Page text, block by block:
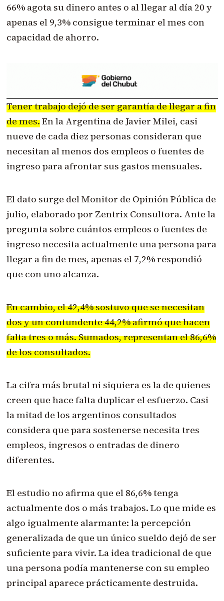
66% agota su dinero antes o al llegar al día 20 y
apenas el 9,3% consigue terminar el mes con
capacidad de ahorro.
Tener trabajo dejó de ser garantía de llegar a fin
de mes.En la Argentina de Javier Milei, casi
nueve de cada diez personas consideran que
necesitan al menos dos empleos o fuentes de
ingreso para afrontar sus gastos mensuales.
El dato surge del Monitor de Opinión Pública de
julio, elaborado por Zentrix Consultora. Ante la
pregunta sobre cuántos empleos o fuentes de
ingreso necesita actualmente una persona para
llegar a fin de mes, apenas el 7,2% respondió
que con uno alcanza.
En cambio, el 42,4% sostuvo que se necesitan
dos y un contundente 44,2% afirmó que hacen
falta tres o más. Sumados, representan el 86,6%
de los consultados.
La cifra más brutal ni siquiera es la de quienes
creen que hace falta duplicar el esfuerzo. Casi
la mitad de los argentinos consultados
considera que para sostenerse necesita tres
empleos, ingresos o entradas de dinero
diferentes.
El estudio no afirma que el 86,6% tenga
actualmente dos o más trabajos. Lo que mide es
algo igualmente alarmante: la percepción
generalizada de que un único sueldo dejó de ser
suficiente para vivir. La idea tradicional de que
una persona podía mantenerse con su empleo
principal aparece prácticamente destruida.